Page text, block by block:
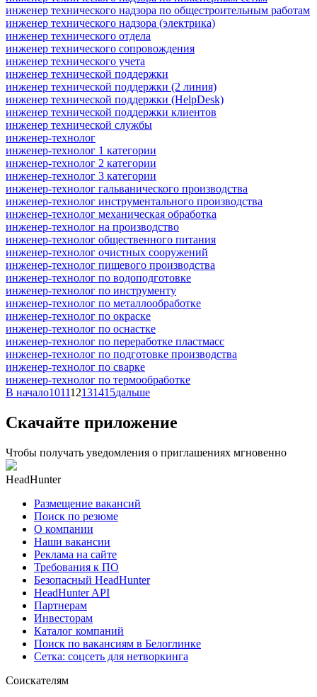
инженер технического надзора по общестроительным работам
инженер технического надзора (электрика)
инженер технического отдела
инженер технического сопровождения
инженер технического учета
инженер технической поддержки
инженер технической поддержки (2 линия)
инженер технической поддержки (HelpDesk)
инженер технической поддержки клиентов
инженер технической службы
инженер-технолог
инженер-технолог 1 категории
инженер-технолог 2 категории
инженер-технолог 3 категории
инженер-технолог гальванического производства
инженер-технолог инструментального производства
инженер-технолог механическая обработка
инженер-технолог на производство
инженер-технолог общественного питания
инженер-технолог очистных сооружений
инженер-технолог пищевого производства
инженер-технолог по водоподготовке
инженер-технолог по инструменту
инженер-технолог по металлообработке
инженер-технолог по окраске
инженер-технолог по оснастке
инженер-технолог по переработке пластмасс
инженер-технолог по подготовке производства
инженер-технолог по сварке
инженер-технолог по термообработке
В начало101112131415дальше
Скачайте приложение
Чтобы получать уведомления о приглашениях мгновенно
HeadHunter
Размещение вакансий
Поиск по резюме
О компании
Наши вакансии
Реклама на сайте
Требования к ПО
Безопасный HeadHunter
HeadHunter API
Партнерам
Инвесторам
Каталог компаний
Поиск по вакансиям в Белоглинке
Сетка: соцсеть для нетворкинга
Соискателям